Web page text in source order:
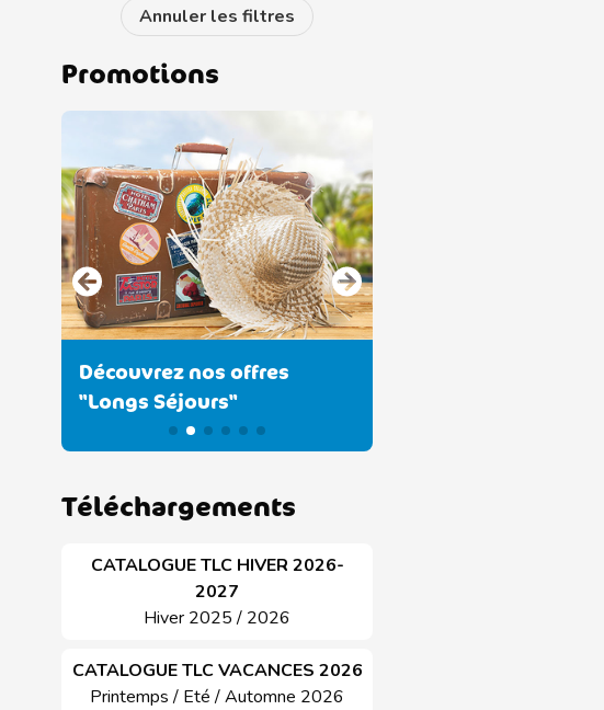
Promotions
Découvrez nos offres
"Longs Séjours"
Téléchargements
CATALOGUE TLC HIVER 2026-
2027
Hiver 2025 / 2026
CATALOGUE TLC VACANCES 2026
Printemps / Eté / Automne 2026